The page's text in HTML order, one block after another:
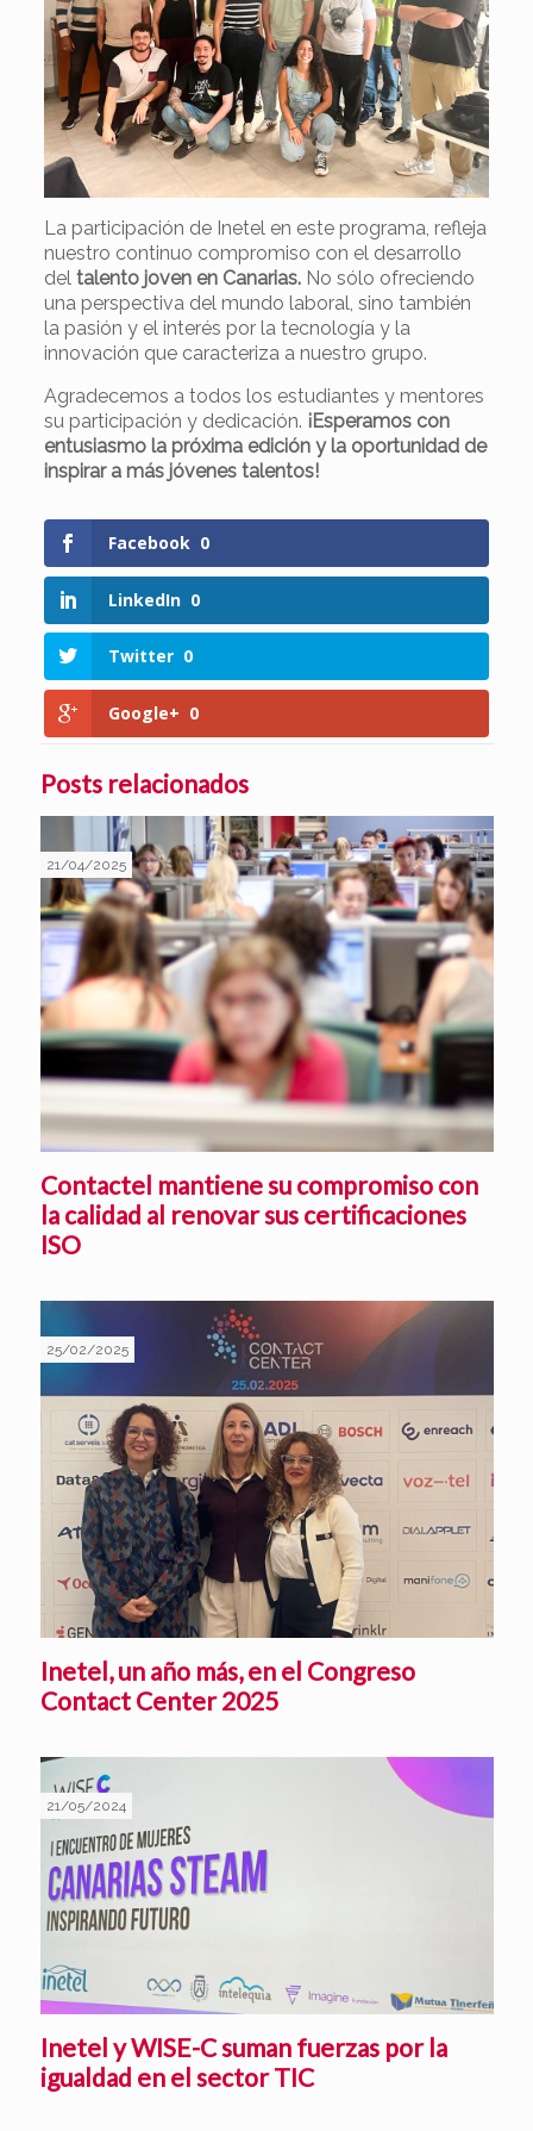
La participación de Inetel en este programa, refleja
nuestro continuo compromiso con el desarrollo
deltalento joven en Canarias. No sólo ofreciendo
una perspectiva del mundo laboral, sino también
la pasión y el interés por la tecnología y la
innovación que caracteriza a nuestro grupo.
Agradecemos a todos los estudiantes y mentores
su participación y dedicación. ¡Esperamos con
entusiasmo la próxima edición y la oportunidad de
inspirar a más jóvenes talentos!
Facebook 0
LinkedIn 0
Twitter 0
Google+ 0
Posts relacionados
21/04/2025
Contactel mantiene su compromiso con
la calidad al renovar sus certificaciones
ISO
25/02/2025
Inetel, un año más, en el Congreso
Contact Center 2025
21/05/2024
Inetel y WISE-C suman fuerzas por la
igualdad en el sector TIC